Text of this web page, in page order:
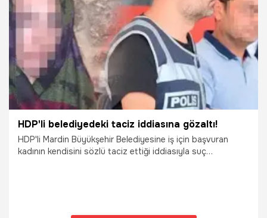
11.09.2019 Magazin
HDP'li belediyedeki taciz iddiasına gözaltı!
HDP'li Mardin Büyükşehir Belediyesine iş için başvuran
kadının kendisini sözlü taciz ettiği iddiasıyla suç